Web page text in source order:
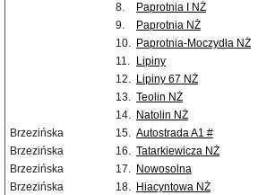
8.
Paprotnia I NŻ
9.
Paprotnia NŻ
10. Paprotnia-Moczydła NŻ
11.
Lipiny
12. Lipiny 67 NŻ
13. Teolin NŻ
14. Natolin NŻ
Brzezińska
15. Autostrada A1 #
Brzezińska
16. Tatarkiewicza NŻ
Brzezińska
17. Nowosolna
Brzezińska
18. Hiacyntowa NŻ